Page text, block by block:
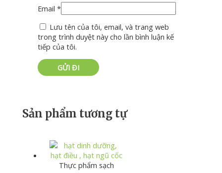
Email*
Lưu tên của tôi, email, và trang web
trong trình duyệt này cho lần bình luận kế
tiếp của tôi.
Sản phẩm tương tự
Thực phẩm sạch